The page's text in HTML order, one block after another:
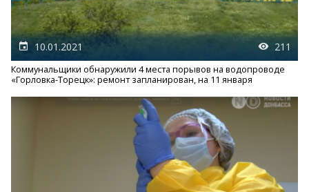
10.01.2021 211
Коммунальщики обнаружили 4 места порывов на водопроводе
«Горловка-Торецк»: ремонт запланирован, на 11 января